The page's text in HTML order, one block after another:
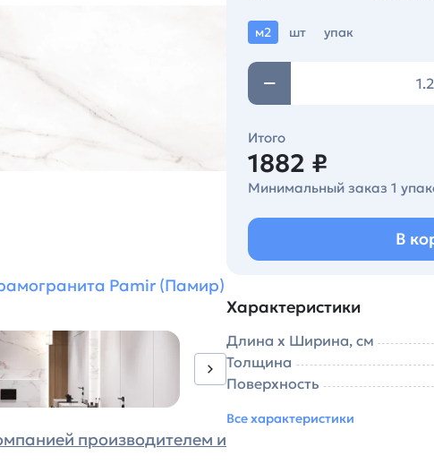
Pamir (Памир)
производителем и
м2 шт упак
Итого
1882 ₽
Минимальный заказ 1
В
Характеристики
Длина х Ширина, см
Толщина
Поверхность
Все характеристики